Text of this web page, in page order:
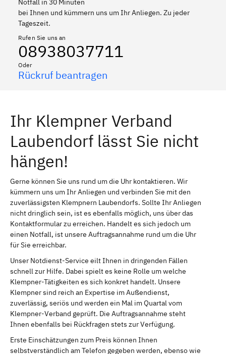
bei Ihnen und kümmern uns um Ihr Anliegen. Zu jeder
Tageszeit.
Rufen Sie uns an
08938037711
Oder
Rückruf beantragen
Ihr Klempner Verband
Laubendorf lässt Sie nicht
hängen!
Gerne können Sie uns rund um die Uhr kontaktieren. Wir
kümmern uns um Ihr Anliegen und verbinden Sie mit den
zuverlässigsten Klempnern Laubendorfs. Sollte Ihr Anliegen
nicht dringlich sein, ist es ebenfalls möglich, uns über das
Kontaktformular zu erreichen. Handelt es sich jedoch um
einen Notfall, ist unsere Auftragsannahme rund um die Uhr
für Sie erreichbar.
Unser Notdienst-Service eilt Ihnen in dringenden Fällen
schnell zur Hilfe. Dabei spielt es keine Rolle um welche
Klempner-Tätigkeiten es sich konkret handelt. Unsere
Klempner sind reich an Expertise im Außendienst,
zuverlässig, seriös und werden ein Mal im Quartal vom
Klempner-Verband geprüft. Die Auftragsannahme steht
Ihnen ebenfalls bei Rückfragen stets zur Verfügung.
Erste Einschätzungen zum Preis können Ihnen
selbstverständlich am Telefon gegeben werden, ebenso wie